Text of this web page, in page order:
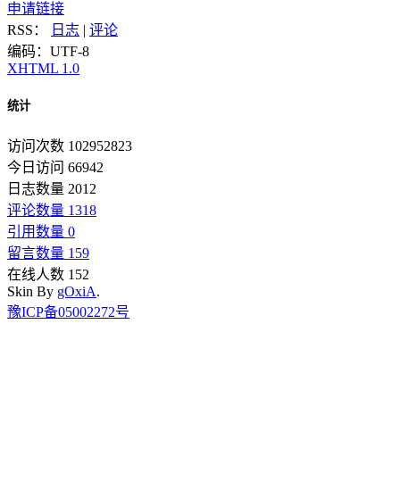
申请链接
RSS：
日志 | 评论
编码：UTF-8
XHTML 1.0
统计
访问次数 102952823
今日访问 66942
日志数量 2012
评论数量 1318
引用数量 0
留言数量 159
在线人数 152
Skin By gOxiA.
豫ICP备05002272号